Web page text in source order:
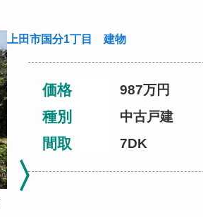
上田市国分1丁目 建物
価格 987万円
種別 中古戸建
間取 7DK